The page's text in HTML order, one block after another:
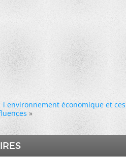
l environnement économique et ces
»